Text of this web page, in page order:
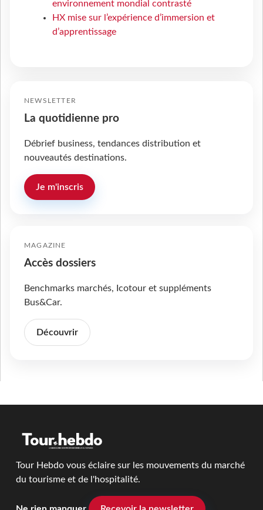
environnement mondial contrasté
HX mise sur l’expérience d’immersion et
d’apprentissage
NEWSLETTER
La quotidienne pro
Débrief business, tendances distribution et
nouveautés destinations.
Je m'inscris
MAGAZINE
Accès dossiers
Benchmarks marchés, Icotour et suppléments
Bus&Car.
Découvrir
Tour Hebdo vous éclaire sur les mouvements du marché
du tourisme et de l'hospitalité.